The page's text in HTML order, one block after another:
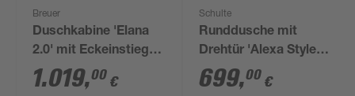
Breuer
Duschkabine 'Elana
2.0' mit Eckeinstieg
aluminiumfarben 100
x 100 x 200 cm
1.019,00 €
Schulte
Runddusche mit
Drehtür 'Alexa Style
2.0' teilgerahmt, 55 x
192 x 80 cm, inkl.
699,00 €